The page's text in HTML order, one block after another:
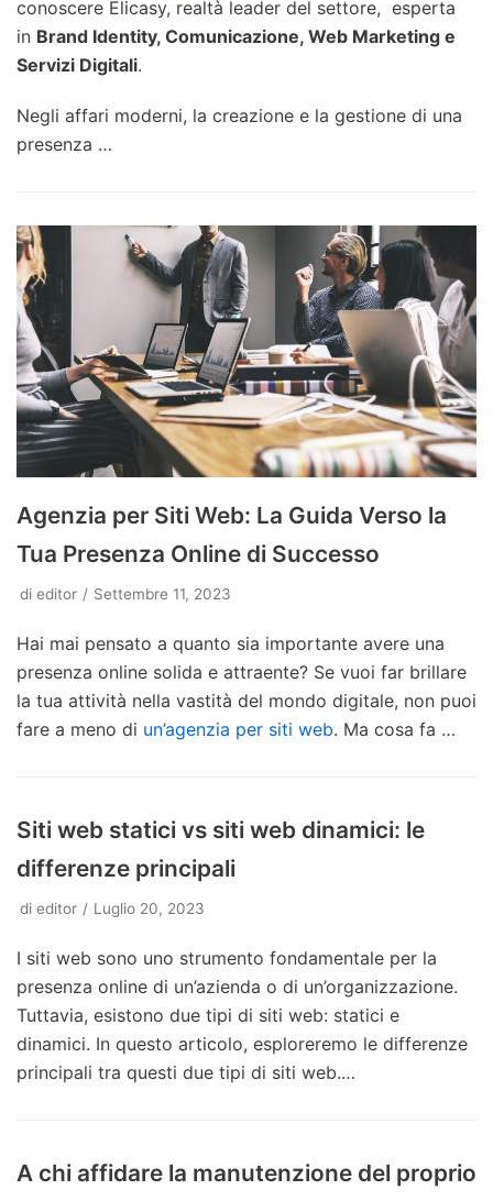
conoscere Elicasy, realtà leader del settore, esperta
in Brand Identity, Comunicazione, Web Marketing e
Servizi Digitali.
Negli affari moderni, la creazione e la gestione di una
presenza …
Agenzia per Siti Web: La Guida Verso la
Tua Presenza Online di Successo
di editor Settembre 11, 2023
Hai mai pensato a quanto sia importante avere una
presenza online solida e attraente? Se vuoi far brillare
la tua attività nella vastità del mondo digitale, non puoi
fare a meno di un’agenzia per siti web. Ma cosa fa …
Siti web statici vs siti web dinamici: le
differenze principali
di editor Luglio 20, 2023
I siti web sono uno strumento fondamentale per la
presenza online di un’azienda o di un’organizzazione.
Tuttavia, esistono due tipi di siti web: statici e
dinamici. In questo articolo, esploreremo le differenze
principali tra questi due tipi di siti web.…
A chi affidare la manutenzione del proprio